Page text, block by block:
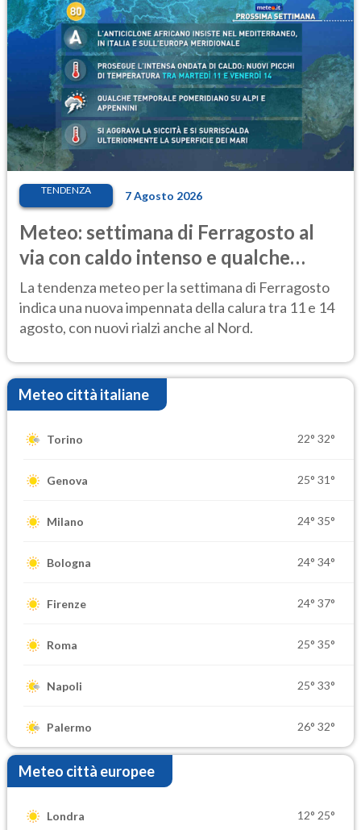
TENDENZA 7 Agosto 2026
Meteo: settimana di Ferragosto al
via con caldo intenso e qualche
temporale
La tendenza meteo per la settimana di Ferragosto
indica una nuova impennata della calura tra 11 e 14
agosto, con nuovi rialzi anche al Nord.
Meteo città italiane
Torino 22° 32°
Genova 25° 31°
Milano 24° 35°
Bologna 24° 34°
Firenze 24° 37°
Roma 25° 35°
Napoli 25° 33°
Palermo 26° 32°
Meteo città europee
Londra 12° 25°